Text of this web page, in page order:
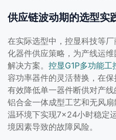
供应链波动期的选型实
在实际选型中，控显科技等
化器件供应策略，为产线运
解决方案。 控显G1P多功能工
容功率器件的灵活替换，在
有效降低单一器件断供对产
铝合金一体成型工艺和无风
温环境下实现7×24小时稳定
境因素导致的故障风险。